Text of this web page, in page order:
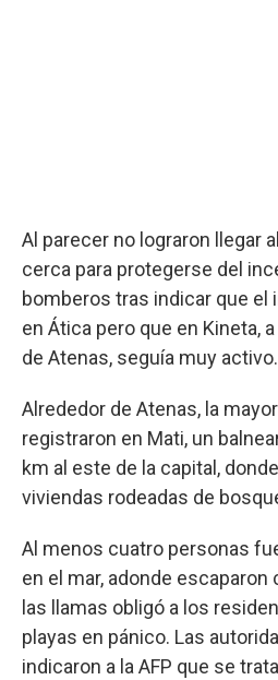
Al parecer no lograron llegar
cerca para protegerse del
bomberos tras indicar que el
en Ática pero que en Kineta,
de Atenas, seguía muy activo.
Alrededor de Atenas, la
registraron en Mati, un
km al este de la capital,
viviendas rodeadas de
Al menos cuatro personas
en el mar, adonde escaparon
las llamas obligó a los
playas en pánico. Las
indicaron a la AFP que se